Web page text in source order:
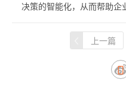
决策的智能化，从而帮助企
上一篇